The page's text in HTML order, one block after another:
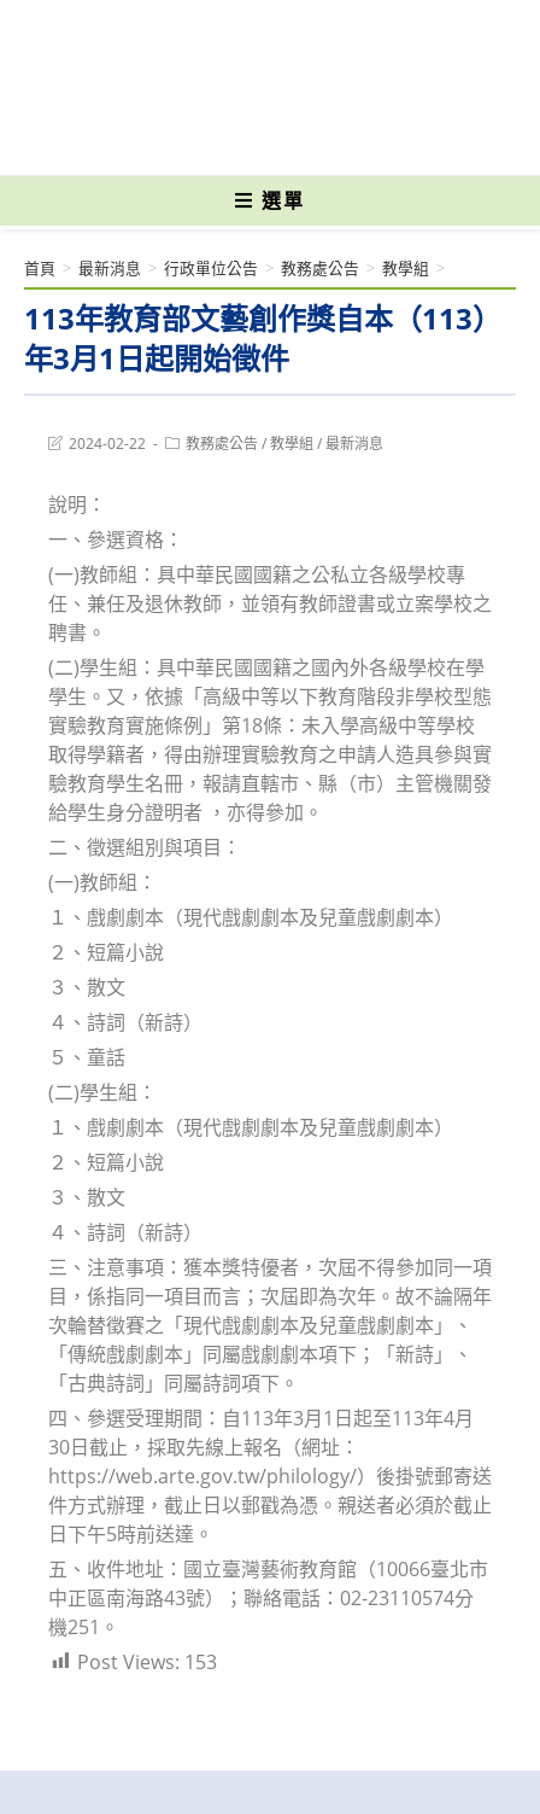
選單
113年教育部文藝創作獎自本（113）
年3月1日起開始徵件
首頁 > 最新消息 > 行政單位公告 > 教務處公告 > 教學組 >
Post2024-02-22
Post教務處公告/教學組 /最新消息
說明：
一、參選資格：
(一)教師組：具中華民國國籍之公私立各級學校專
任、兼任及退休教師，並領有教師證書或立案學校之
聘書。
(二)學生組：具中華民國國籍之國內外各級學校在學
學生。又，依據「高級中等以下教育階段非學校型態
實驗教育實施條例」第18條：未入學高級中等學校
取得學籍者，得由辦理實驗教育之申請人造具參與實
驗教育學生名冊，報請直轄市、縣（市）主管機關發
給學生身分證明者 ，亦得參加。
二、徵選組別與項目：
(一)教師組：
１、戲劇劇本（現代戲劇劇本及兒童戲劇劇本）
２、短篇小說
３、散文
４、詩詞（新詩）
５、童話
(二)學生組：
１、戲劇劇本（現代戲劇劇本及兒童戲劇劇本）
２、短篇小說
３、散文
４、詩詞（新詩）
三、注意事項：獲本獎特優者，次屆不得參加同一項
目，係指同一項目而言；次屆即為次年。故不論隔年
次輪替徵賽之「現代戲劇劇本及兒童戲劇劇本」、
「傳統戲劇劇本」同屬戲劇劇本項下；「新詩」、
「古典詩詞」同屬詩詞項下。
四、參選受理期間：自113年3月1日起至113年4月
30日截止，採取先線上報名（網址：
https://web.arte.gov.tw/philology/）後掛號郵寄送
件方式辦理，截止日以郵戳為憑。親送者必須於截止
日下午5時前送達。
五、收件地址：國立臺灣藝術教育館（10066臺北市
中正區南海路43號）；聯絡電話：02-23110574分
機251。
Post Views: 153